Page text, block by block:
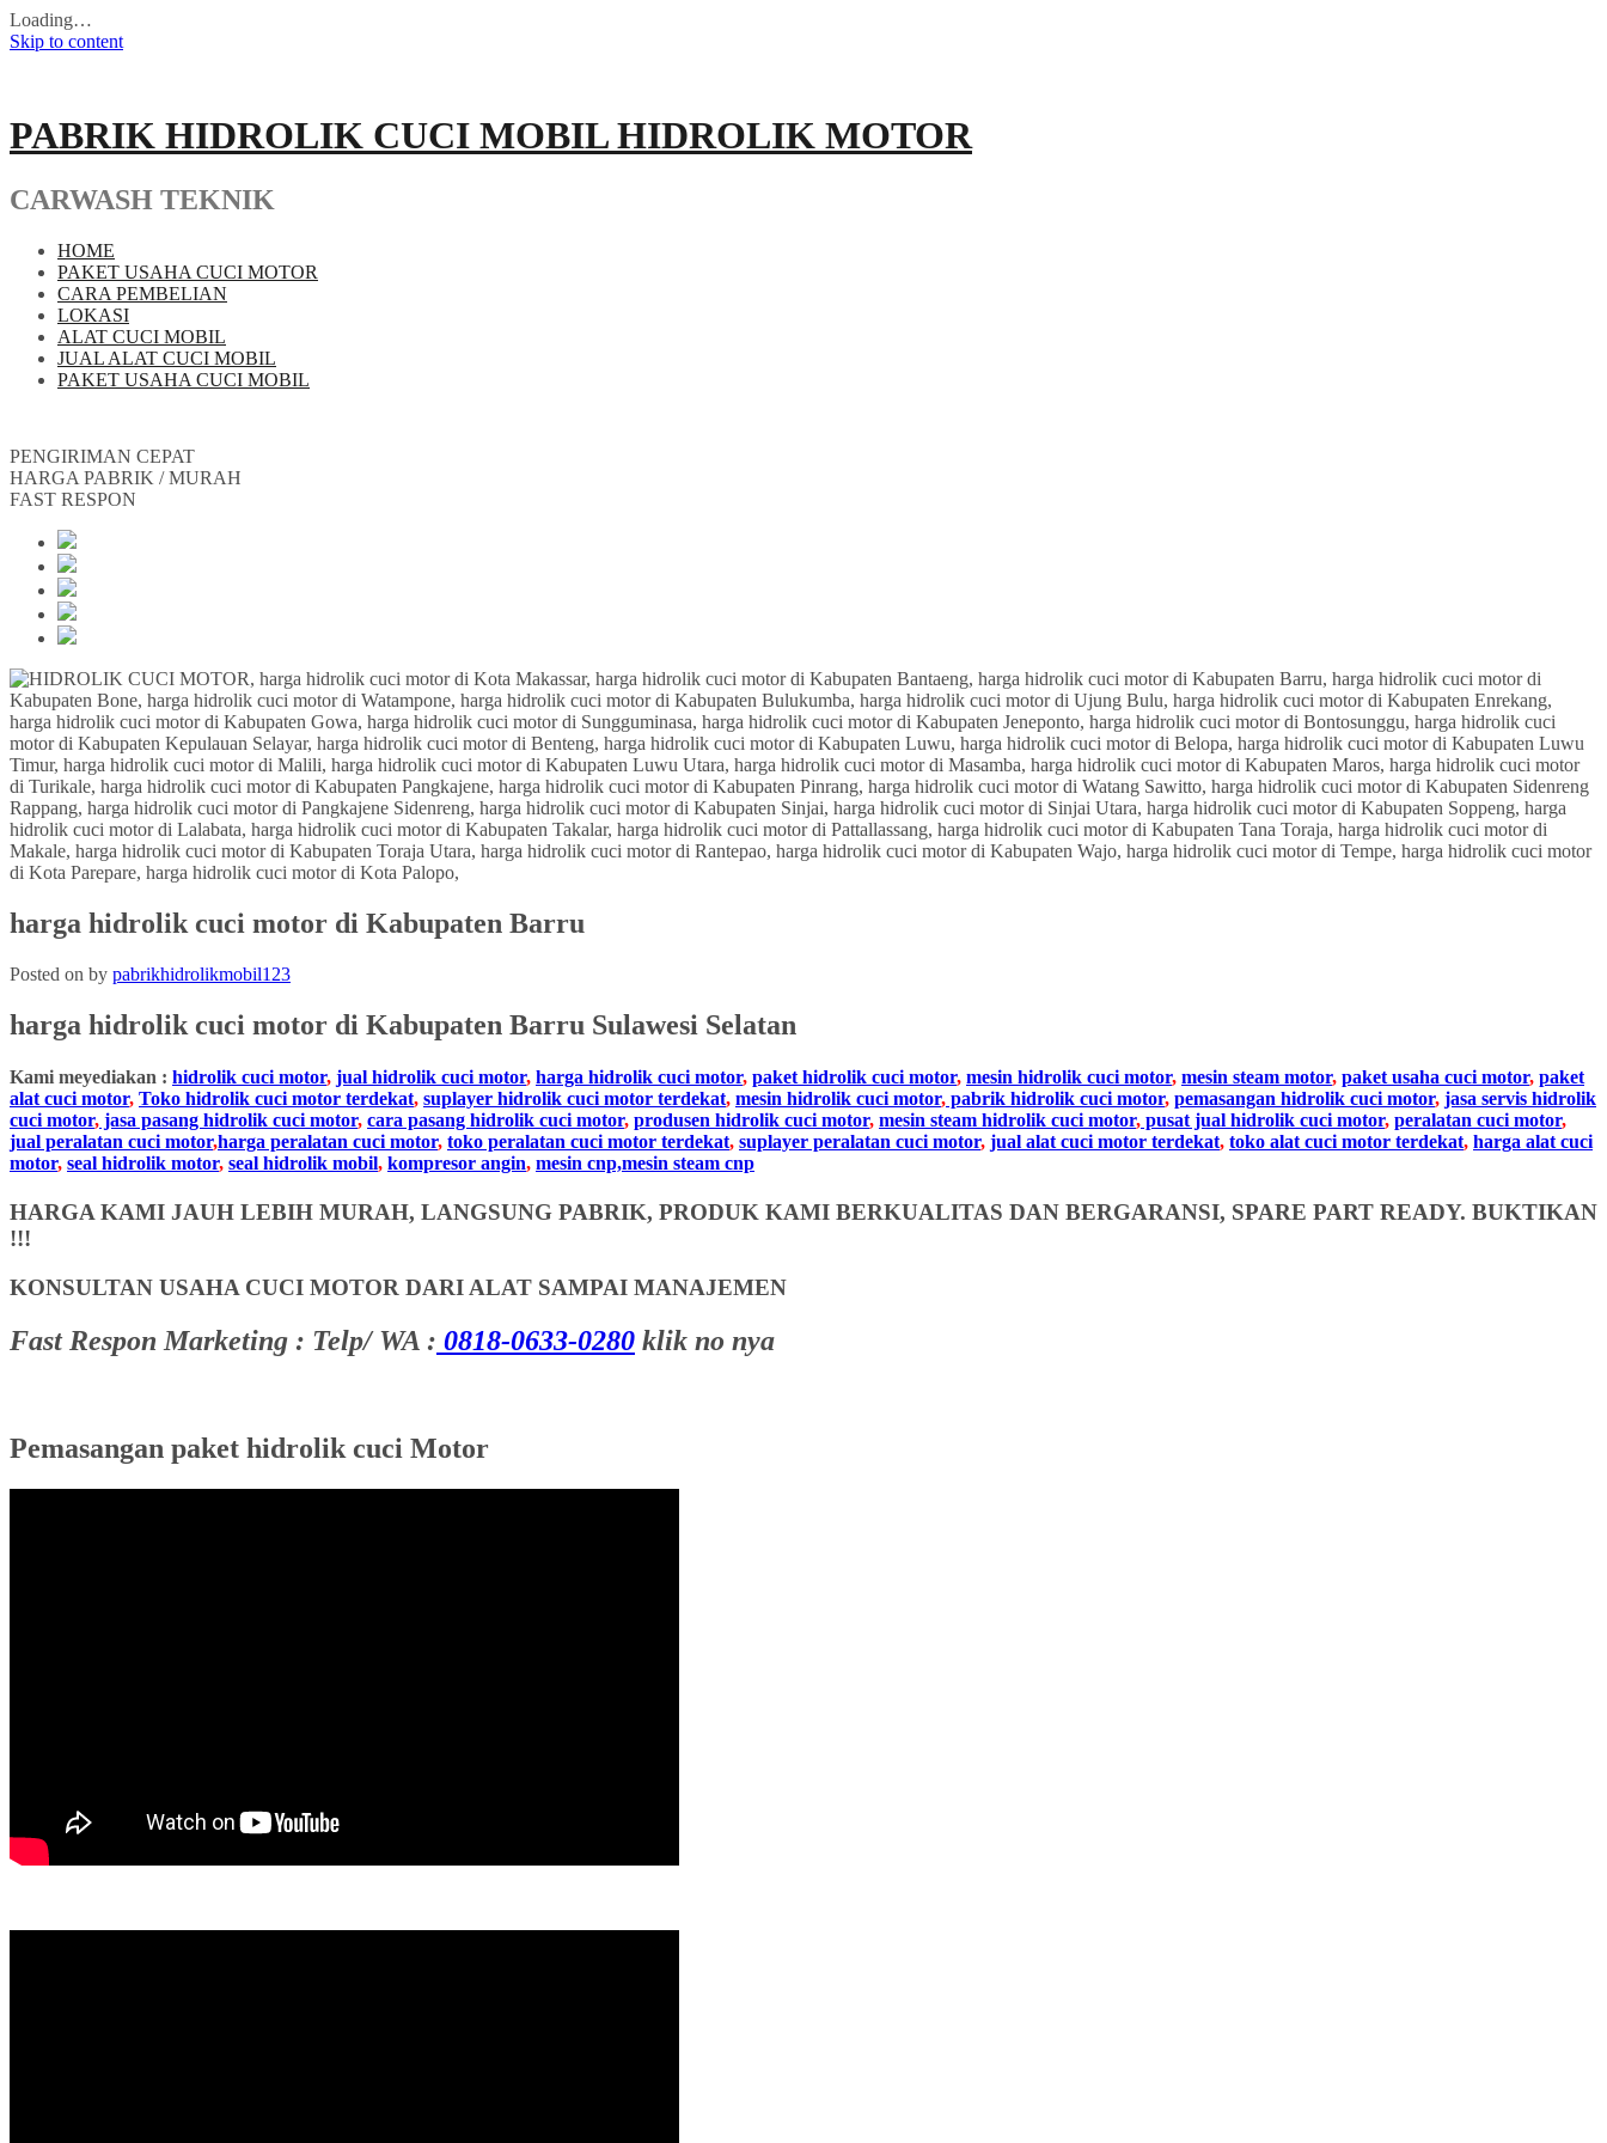
Loading…
Skip to content
PABRIK HIDROLIK CUCI MOBIL HIDROLIK MOTOR
CARWASH TEKNIK
HOME
PAKET USAHA CUCI MOTOR
CARA PEMBELIAN
LOKASI
ALAT CUCI MOBIL
JUAL ALAT CUCI MOBIL
PAKET USAHA CUCI MOBIL
PENGIRIMAN CEPAT
HARGA PABRIK / MURAH
FAST RESPON
harga hidrolik cuci motor di Kabupaten Barru
Posted on by pabrikhidrolikmobil123
harga hidrolik cuci motor di Kabupaten Barru Sulawesi Selatan
Kami meyediakan : hidrolik cuci motor, jual hidrolik cuci motor, harga hidrolik cuci motor, paket hidrolik cuci motor, mesin hidrolik cuci motor, mesin steam motor, paket usaha cuci motor, paket
alat cuci motor, Toko hidrolik cuci motor terdekat, suplayer hidrolik cuci motor terdekat, mesin hidrolik cuci motor, pabrik hidrolik cuci motor, pemasangan hidrolik cuci motor, jasa servis hidrolik
cuci motor, jasa pasang hidrolik cuci motor, cara pasang hidrolik cuci motor, produsen hidrolik cuci motor, mesin steam hidrolik cuci motor, pusat jual hidrolik cuci motor, peralatan cuci motor,
jual peralatan cuci motor,harga peralatan cuci motor, toko peralatan cuci motor terdekat, suplayer peralatan cuci motor, jual alat cuci motor terdekat, toko alat cuci motor terdekat, harga alat cuci
motor, seal hidrolik motor, seal hidrolik mobil, kompresor angin, mesin cnp,mesin steam cnp
HARGA KAMI JAUH LEBIH MURAH, LANGSUNG PABRIK, PRODUK KAMI BERKUALITAS DAN BERGARANSI, SPARE PART READY. BUKTIKAN
!!!
KONSULTAN USAHA CUCI MOTOR DARI ALAT SAMPAI MANAJEMEN
Fast Respon Marketing : Telp/ WA : 0818-0633-0280 klik no nya
Pemasangan paket hidrolik cuci Motor